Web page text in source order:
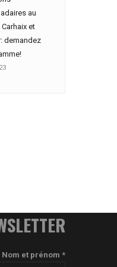
au
et
demandez
Nom et prénom *